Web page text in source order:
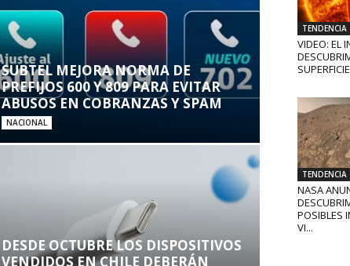
SUBTEL MEJORA NORMA DE
PREFIJOS 600 Y 809 PARA EVITAR
ABUSOS EN COBRANZAS Y SPAM
NACIONAL
DESDE OCTUBRE LOS DISPOSITIVOS
VENDIDOS EN CHILE DEBERÁN
TENDENCIA
VIDEO: EL
TENDENCIA
NASA
POSIBLES
VI...